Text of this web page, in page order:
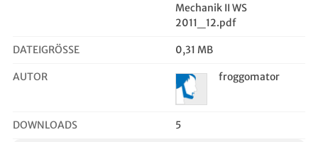
Mechanik II WS
2011_12.pdf
DATEIGRÖSSE 0,31 MB
AUTOR froggomator
DOWNLOADS 5